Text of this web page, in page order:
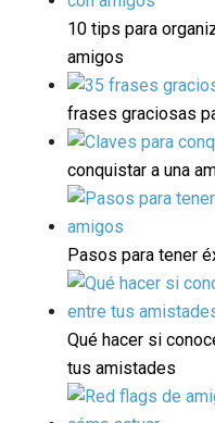
10 tips para
amigos
frases graciosas
conquistar a una
Pasos para tener
Qué hacer si
tus amistades